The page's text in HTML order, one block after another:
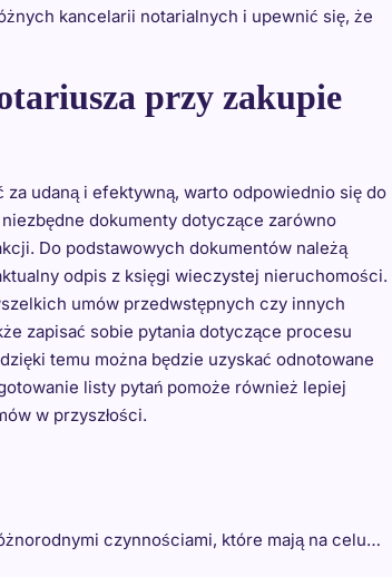
kancelarii notarialnych i upewnić się, że
przy zakupie
za udaną i efektywną, warto odpowiednio się do
dokumenty dotyczące zarówno
Do podstawowych dokumentów należą
odpis z księgi wieczystej nieruchomości.
umów przedwstępnych czy innych
zapisać sobie pytania dotyczące procesu
temu można będzie uzyskać odnotowane
listy pytań pomoże również lepiej
w przyszłości.
czynnościami, które mają na celu…